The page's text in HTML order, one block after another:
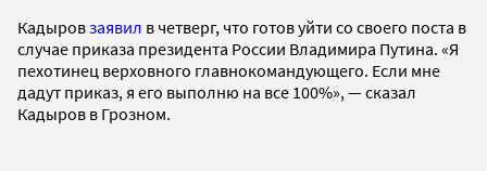
Кадыровзаявил в четверг, что готов уйти со своего поста в
случае приказа президента России Владимира Путина. «Я
пехотинец верховного главнокомандующего. Если мне
дадут приказ, я его выполню на все 100%», — сказал
Кадыров в Грозном.